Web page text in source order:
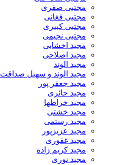
مجتبی صفری
مجتبی فغانی
مجتبی کبیری
مجتبی نجیمی
مجید اخشابی
مجید اصلاحی
مجید الوند‎
مجید الوند و سهیل صداقت
مجید جعفر پور
مجید حائری
مجید خراطها
مجید خشتی
مجید رستمی
مجید عزیزپور
مجید غفوری
مجید کریم زاده
مجید نوری